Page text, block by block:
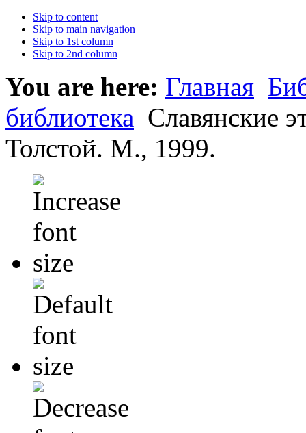
Skip to content
Skip to main navigation
Skip to 1st column
Skip to 2nd column
You are here: Главная
библиотека Славянские
Толстой. М., 1999.